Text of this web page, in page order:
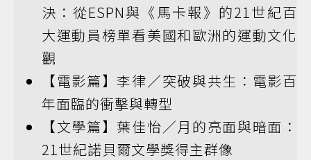
決：從ESPN與《馬卡報》的21世紀百
大運動員榜單看美國和歐洲的運動文化
觀
【電影篇】李律／突破與共生：電影百
年面臨的衝擊與轉型
【文學篇】葉佳怡／月的亮面與暗面：
21世紀諾貝爾文學獎得主群像